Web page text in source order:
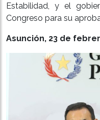
Estabilidad, y el
Congreso para su
Asunción, 23 de